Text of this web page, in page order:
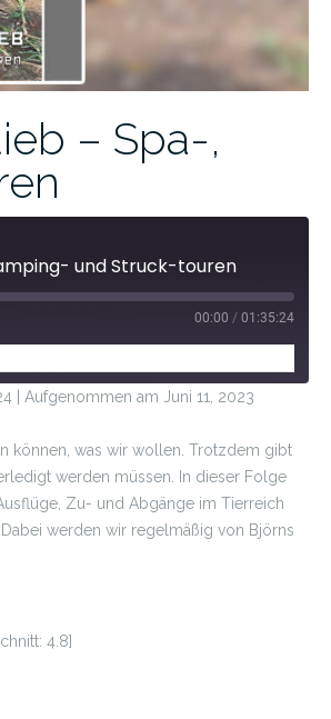
– Spa-,
und Struck-touren
00:00 / 01:35:24
| Aufgenommen am Juni 11, 2023
können, was wir wollen. Trotzdem gibt
werden müssen. In dieser Folge
Zu- und Abgänge im Tierreich
werden wir regelmäßig von Björns
4.8]